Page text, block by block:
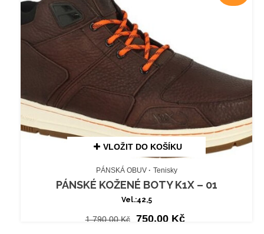
VLOŽIT DO KOŠÍKU
PÁNSKÁ OBUV Tenisky
PÁNSKÉ KOŽENÉ BOTY K1X – 01
Vel.:42,5
1.790,00Kč
Původní
750,00 Kč